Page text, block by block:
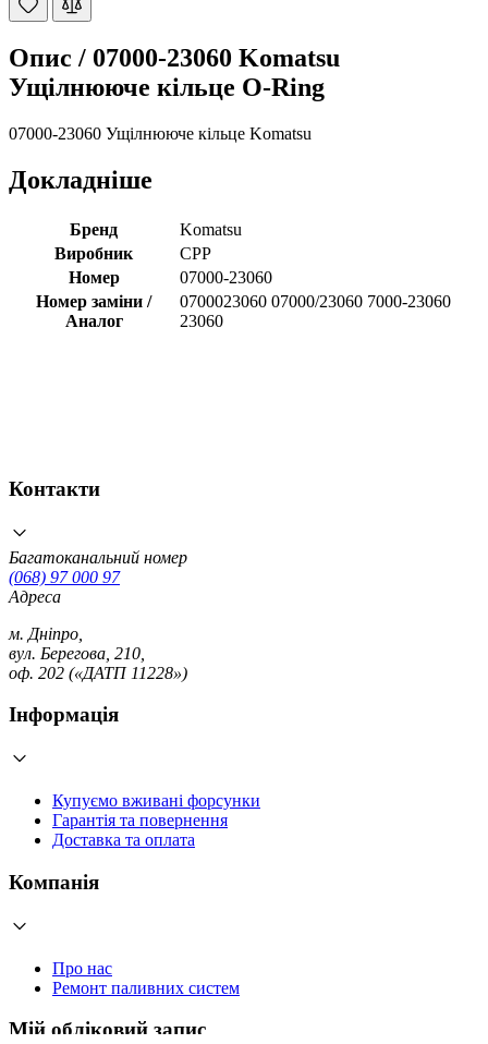
Опис / 07000-23060 Komatsu
Ущілнююче кільце O-Ring
07000-23060 Ущілнююче кільце Komatsu
Докладніше
Бренд
Komatsu
Виробник
CPP
Номер
07000-23060
Номер заміни /
Аналог
0700023060 07000/23060 7000-23060
23060
Контакти
Багатоканальний номер
(068) 97 000 97
Адреса
м. Дніпро,
вул. Берегова, 210,
оф. 202 («ДАТП 11228»)
Інформація
Купуємо вживані форсунки
Гарантія та повернення
Доставка та оплата
Компанія
Про нас
Ремонт паливних систем
Мій обліковий запис